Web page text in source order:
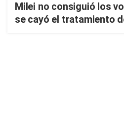
Milei no consiguió los
se cayó el tratamiento